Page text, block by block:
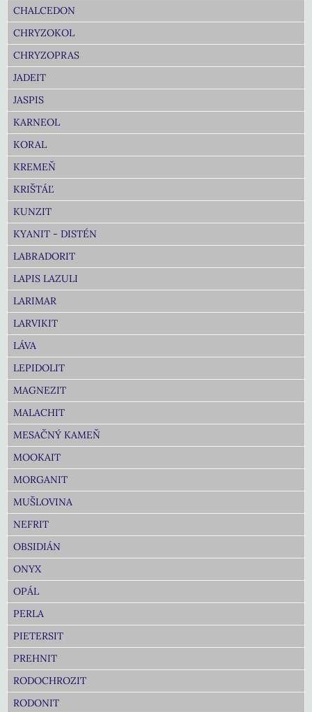
CHALCEDON
CHRYZOKOL
CHRYZOPRAS
JADEIT
JASPIS
KARNEOL
KORAL
KREMEŇ
KRIŠTÁĽ
KUNZIT
KYANIT - DISTÉN
LABRADORIT
LAPIS LAZULI
LARIMAR
LARVIKIT
LÁVA
LEPIDOLIT
MAGNEZIT
MALACHIT
MESAČNÝ KAMEŇ
MOOKAIT
MORGANIT
MUŠLOVINA
NEFRIT
OBSIDIÁN
ONYX
OPÁL
PERLA
PIETERSIT
PREHNIT
RODOCHROZIT
RODONIT